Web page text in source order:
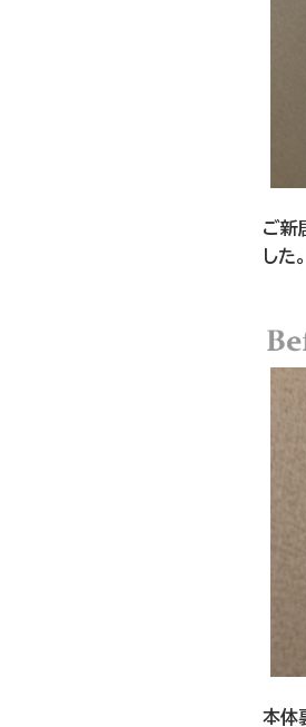
ご新
した。
本体